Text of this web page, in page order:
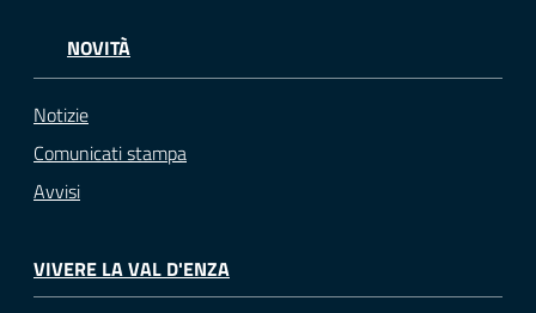
NOVITÀ
Notizie
Comunicati stampa
Avvisi
VIVERE LA VAL D'ENZA